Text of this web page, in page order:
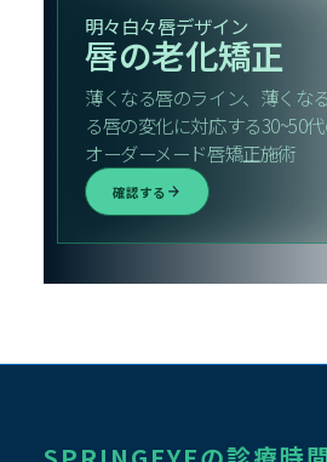
明々白々唇デザイン
唇の老化矯正
薄くなる唇のライン、薄くな
る唇の変化に対応する30~50
オーダーメード唇矯正施術
確認する